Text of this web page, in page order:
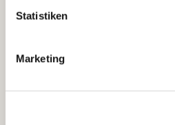
unsererDatenschutzerklärung
Statistiken
Marketing
(Ein Tochterunternehmen des AWO
e.V.)